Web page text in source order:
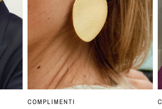
SNEL BEKIJKEN
COMPLIMENTI